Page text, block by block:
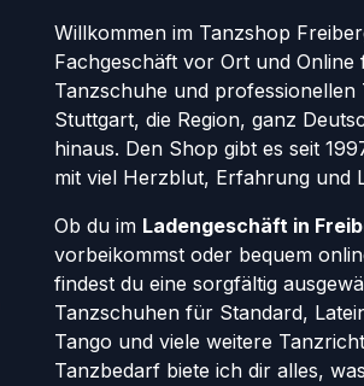
Willkommen im Tanzshop
Fachgeschäft vor Ort und
Tanzschuhe und
Stuttgart, die Region, ganz
hinaus. Den Shop gibt es seit
mit viel Herzblut, Erfahrung und
Ob du im Ladengeschäft in
vorbeikommst oder bequem
findest du eine sorgfältig
Tanzschuhen für Standard,
Tango und viele weitere
Tanzbedarf biete ich dir alles,